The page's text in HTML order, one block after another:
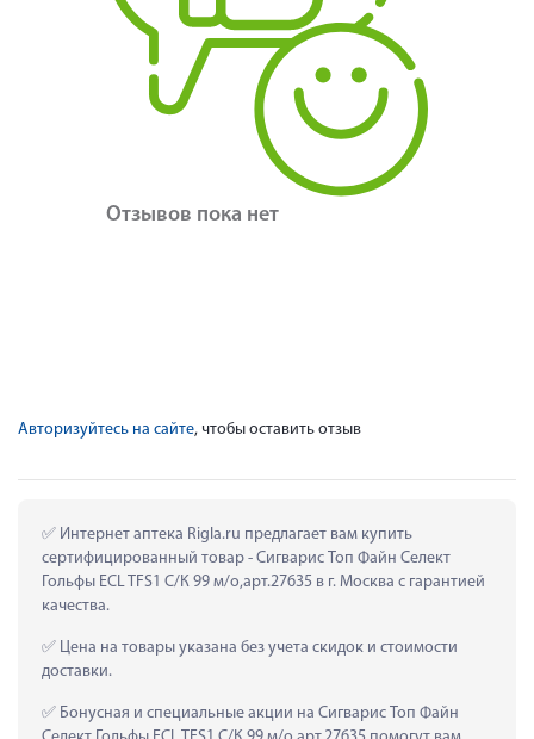
Отзывов пока нет
Авторизуйтесь на сайте, чтобы оставить отзыв
Интернет аптека Rigla.ru предлагает вам купить
сертифицированный товар - Сигварис Топ Файн Селект
Гольфы ECL TFS1 С/К 99 м/о,арт.27635 в г. Москва с гарантией
качества.
Цена на товары указана без учета скидок и стоимости
доставки.
Бонусная и специальные акции на Сигварис Топ Файн